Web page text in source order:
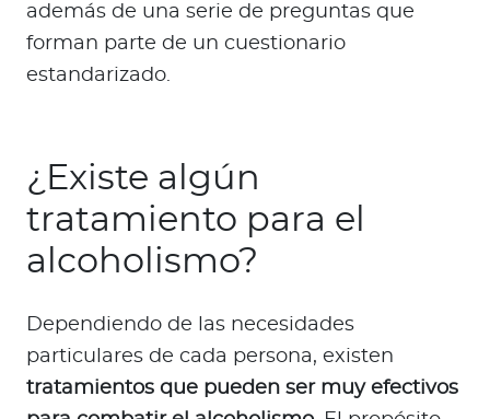
además de una serie de preguntas que
forman parte de un cuestionario
estandarizado.
¿Existe algún
tratamiento para el
alcoholismo?
Dependiendo de las necesidades
particulares de cada persona, existen
tratamientos que pueden ser muy efectivos